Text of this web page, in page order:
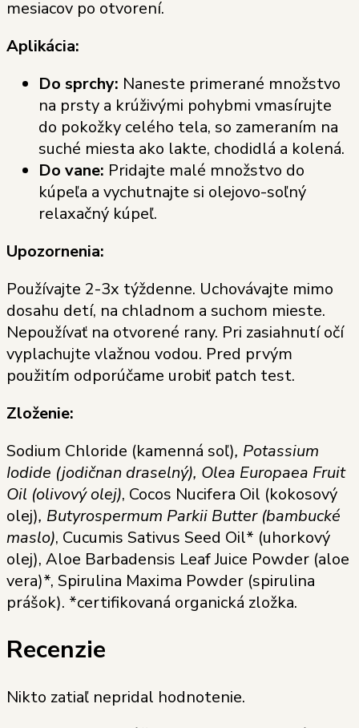
mesiacov po otvorení.
Aplikácia:
Do sprchy: Naneste primerané množstvo
na prsty a krúživými pohybmi vmasírujte
do pokožky celého tela, so zameraním na
suché miesta ako lakte, chodidlá a kolená.
Do vane: Pridajte malé množstvo do
kúpeľa a vychutnajte si olejovo-soľný
relaxačný kúpeľ.
Upozornenia:
Používajte 2-3x týždenne. Uchovávajte mimo
dosahu detí, na chladnom a suchom mieste.
Nepoužívať na otvorené rany. Pri zasiahnutí očí
vyplachujte vlažnou vodou. Pred prvým
použitím odporúčame urobiť patch test.
Zloženie:
Sodium Chloride (kamenná soľ), Potassium
Iodide (jodičnan draselný), Olea Europaea Fruit
Oil (olivový olej), Cocos Nucifera Oil (kokosový
olej), Butyrospermum Parkii Butter (bambucké
maslo), Cucumis Sativus Seed Oil* (uhorkový
olej), Aloe Barbadensis Leaf Juice Powder (aloe
vera)*, Spirulina Maxima Powder (spirulina
prášok). *certifikovaná organická zložka.
Recenzie
Nikto zatiaľ nepridal hodnotenie.